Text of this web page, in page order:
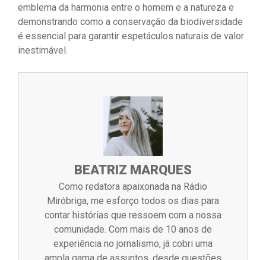
emblema da harmonia entre o homem e a natureza e
demonstrando como a conservação da biodiversidade
é essencial para garantir espetáculos naturais de valor
inestimável.
BEATRIZ MARQUES
Como redatora apaixonada na Rádio
Miróbriga, me esforço todos os dias para
contar histórias que ressoem com a nossa
comunidade. Com mais de 10 anos de
experiência no jornalismo, já cobri uma